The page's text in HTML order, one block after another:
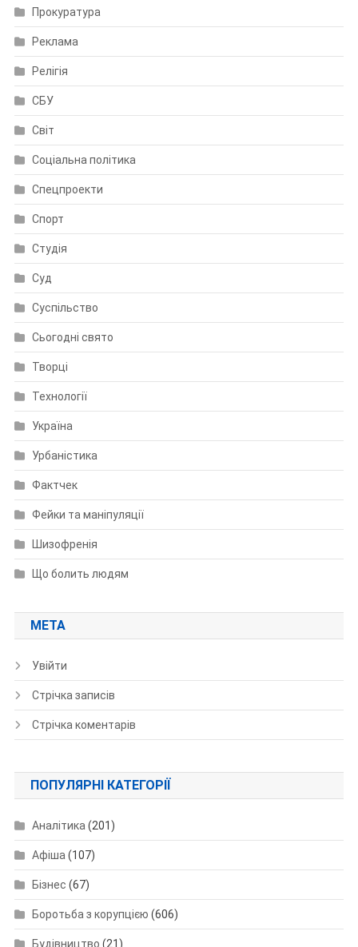
Прокуратура
Реклама
Релігія
СБУ
Світ
Соціальна політика
Спецпроекти
Спорт
Студія
Суд
Суспільство
Сьогодні свято
Творці
Технології
Україна
Урбаністика
Фактчек
Фейки та маніпуляції
Шизофренія
Що болить людям
МЕТА
Увійти
Стрічка записів
Стрічка коментарів
ПОПУЛЯРНІ КАТЕГОРІЇ
Аналітика (201)
Афіша (107)
Бізнес (67)
Боротьба з корупцією (606)
Будівництво (21)